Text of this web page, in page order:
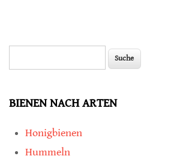
BIENEN NACH ARTEN
Honigbienen
Hummeln